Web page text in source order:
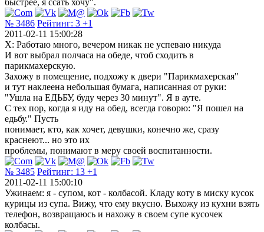
№ 3486 Рейтинг: 3 +1
2011-02-11 15:00:28
Х: Работаю много, вечером никак не успеваю никуда
И вот выбрал полчаса на обеде, чтоб сходить в
парикмахерскую.
Захожу в помещение, подхожу к двери "Парикмахерская"
и тут наклеена небольшая бумага, написанная от руки:
"Ушла на ЕДЬБУ, буду через 30 минут". Я в ауте.
С тех пор, когда я иду на обед, всегда говорю: "Я пошел на
едьбу." Пусть
понимает, кто, как хочет, девушки, конечно же, сразу
краснеют... но это их
проблемы, понимают в меру своей воспитанности.
№ 3485 Рейтинг: 13 +1
2011-02-11 15:00:10
Ужинаем: я - супом, кот - колбасой. Кладу коту в миску кусок
курицы из супа. Вижу, что ему вкусно. Выхожу из кухни взять
телефон, возвращаюсь и нахожу в своем супе кусочек
колбасы.